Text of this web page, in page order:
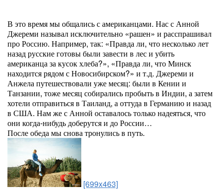
В это время мы общались с американцами. Нас с Анной
Джереми называл исключительно «рашен» и расспрашивал
про Россию. Например, так: «Правда ли, что несколько лет
назад русские готовы были завести в лес и убить
американца за кусок хлеба?», «Правда ли, что Минск
находится рядом с Новосибирском?» и т.д. Джереми и
Анжела путешествовали уже месяц: были в Кении и
Танзании, тоже месяц собирались пробыть в Индии, а затем
хотели отправиться в Таиланд, а оттуда в Германию и назад
в США. Нам же с Анной оставалось только надеяться, что
они когда-нибудь доберутся и до России…
После обеда мы снова тронулись в путь.
[699x463]